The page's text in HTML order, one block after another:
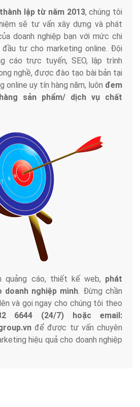
lập từ năm 2013, chúng tôi
sẽ tư vấn xây dựng và phát
doanh nghiệp bạn với mức chi
tư cho marketing online. Đội
cáo trực tuyến, SEO, lập trình
nghề, được đào tạo bài bản tại
online uy tín hàng năm, luôn đem
sản phẩm/ dịch vụ chất
quảng cáo, thiết kế web, phát
doanh nghiệp mình. Đừng chần
và gọi ngay cho chúng tôi theo
6644 (24/7) hoặc email:
để được tư vấn chuyên
hiệu quả cho doanh nghiệp